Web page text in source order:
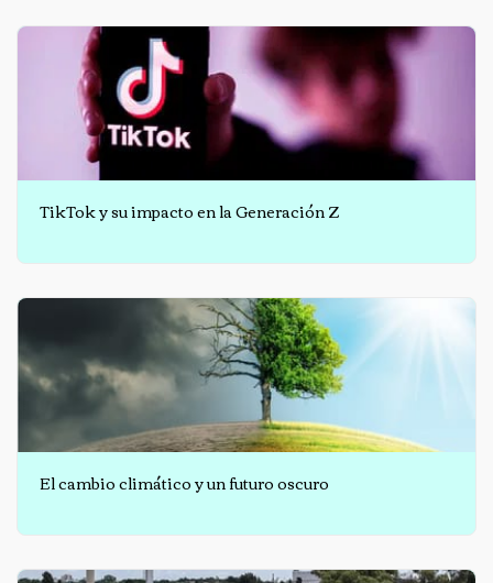
TikTok y su impacto en la Generación Z
El cambio climático y un futuro oscuro